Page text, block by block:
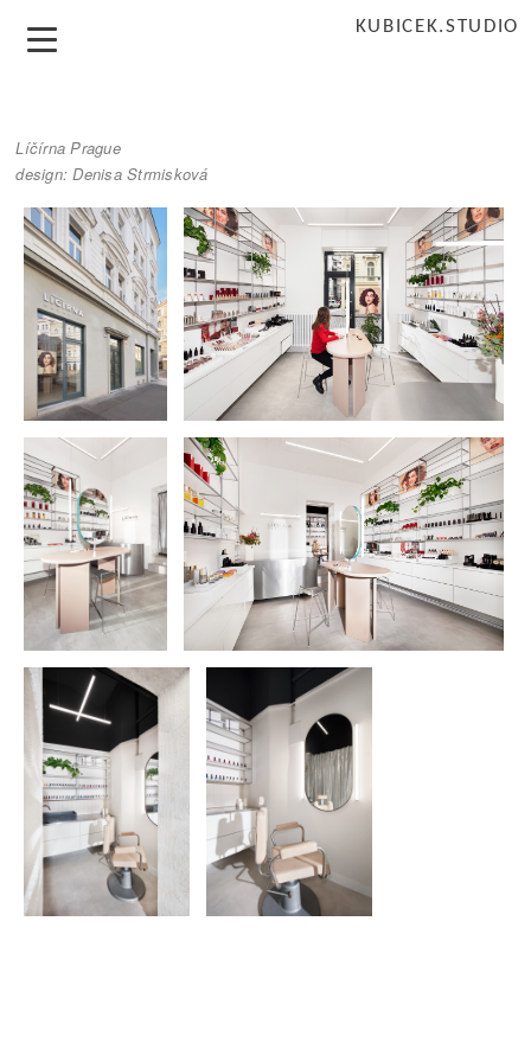
KUBICEK.STUDIO
Líčírna Prague
​design: Denisa Strmisková